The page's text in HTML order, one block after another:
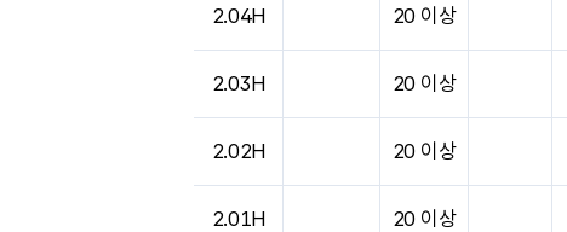
2.04H 20 이상
2.03H 20 이상
2.02H 20 이상
2.01H 20 이상